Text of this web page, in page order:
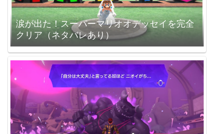
涙が出た！スーパーマリオオデッセイを完全
クリア（ネタバレあり）